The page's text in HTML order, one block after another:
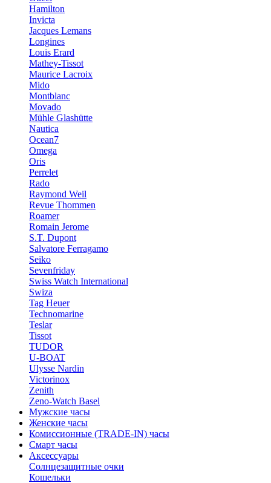
Hamilton
Invicta
Jacques Lemans
Longines
Louis Erard
Mathey-Tissot
Maurice Lacroix
Mido
Montblanc
Movado
Mühle Glashütte
Nautica
Ocean7
Omega
Oris
Perrelet
Rado
Raymond Weil
Revue Thommen
Roamer
Romain Jerome
S.T. Dupont
Salvatore Ferragamo
Seiko
Sevenfriday
Swiss Watch International
Swiza
Tag Heuer
Technomarine
Teslar
Tissot
TUDOR
U-BOAT
Ulysse Nardin
Victorinox
Zenith
Zeno-Watch Basel
Мужские часы
Женские часы
Комиссионные (TRADE-IN) часы
Смарт часы
Аксессуары
Солнцезащитные очки
Кошельки